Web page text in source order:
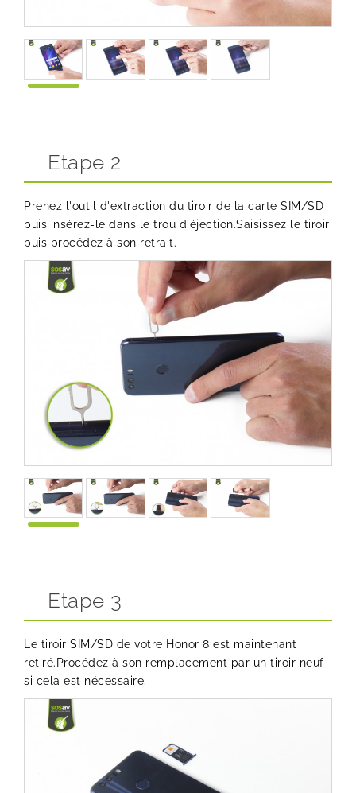
Etape 2
Prenez l'outil d'extraction du tiroir de la carte SIM/SD
puis insérez-le dans le trou d'éjection.Saisissez le tiroir
puis procédez à son retrait.
Etape 3
Le tiroir SIM/SD de votre Honor 8 est maintenant
retiré.Procédez à son remplacement par un tiroir neuf
si cela est nécessaire.